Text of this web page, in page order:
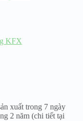
KFX
xuất trong 7 ngày
2 năm (chi tiết tại